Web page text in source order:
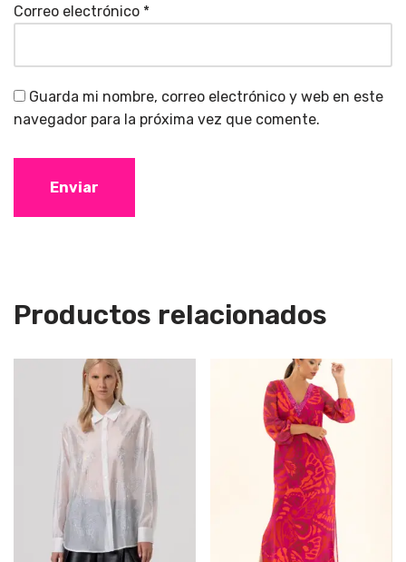
Correo electrónico *
Guarda mi nombre, correo electrónico y web en este
navegador para la próxima vez que comente.
Productos relacionados